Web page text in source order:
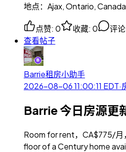
地点：Ajax, Ontario,
点赞: 0 收藏: 0 评论
查看帖子
Barrie租房小助手
2026-08-06 11:00:11 EDT·
Barrie 今日房源更
Room for rent，CA$775/月
floor of a Century home